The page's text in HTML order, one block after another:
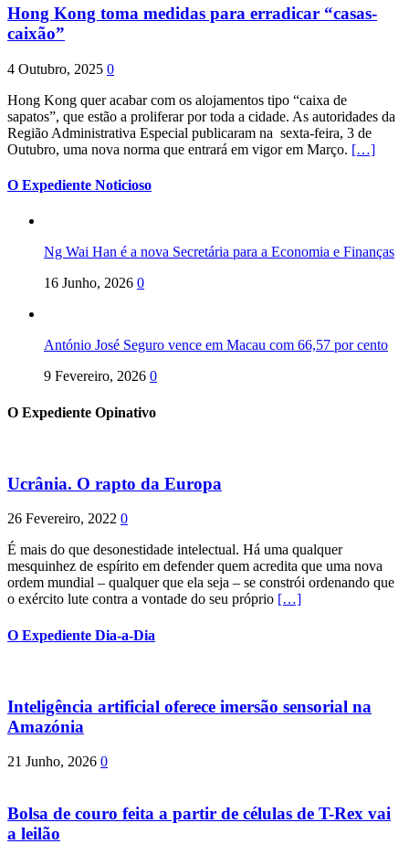
Hong Kong toma medidas para erradicar “casas-
caixão”
4 Outubro, 2025 0
Hong Kong quer acabar com os alojamentos tipo “caixa de
sapatos”, que estão a proliferar por toda a cidade. As autoridades da
Região Administrativa Especial publicaram na sexta-feira, 3 de
Outubro, uma nova norma que entrará em vigor em Março. […]
O Expediente Noticioso
Ng Wai Han é a nova Secretária para a Economia e Finanças
16 Junho, 2026 0
António José Seguro vence em Macau com 66,57 por cento
9 Fevereiro, 2026 0
O Expediente Opinativo
Ucrânia. O rapto da Europa
26 Fevereiro, 2022 0
É mais do que desonestidade intelectual. Há uma qualquer
mesquinhez de espírito em defender quem acredita que uma nova
ordem mundial – qualquer que ela seja – se constrói ordenando que
o exército lute contra a vontade do seu próprio […]
O Expediente Dia-a-Dia
Inteligência artificial oferece imersão sensorial na
Amazónia
21 Junho, 2026 0
Bolsa de couro feita a partir de células de T-Rex vai
a leilão